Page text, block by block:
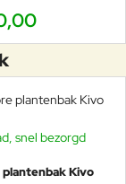
snel bezorgd
Kivo